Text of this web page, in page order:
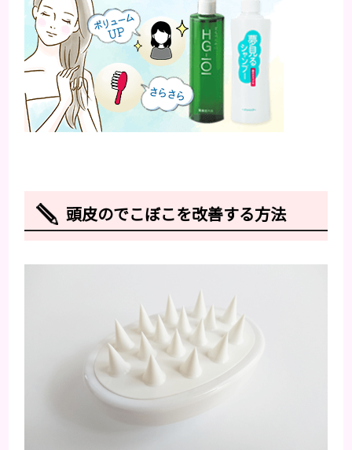
頭皮のでこぼこを改善する方法